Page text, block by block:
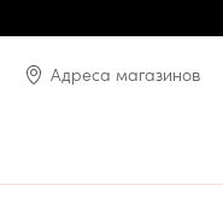
Адреса магазинов